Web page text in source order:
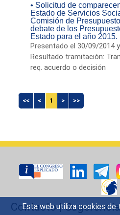
Esta web utiliza cookies de
• Solicitud de
Estado de Servicios
Comisión de
debate de los
Estado para el año
Presentado el 30/09/2014
Resultado tramitación:
req. acuerdo o decisión
<< < 1 > >>
Contacto|